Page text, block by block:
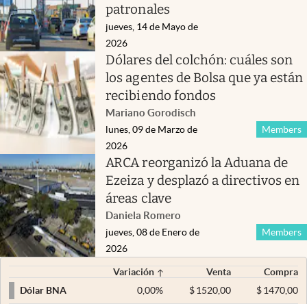
patronales
jueves, 14 de Mayo de
2026
Dólares del colchón: cuáles son
los agentes de Bolsa que ya están
recibiendo fondos
Mariano Gorodisch
Members
lunes, 09 de Marzo de
2026
ARCA reorganizó la Aduana de
Ezeiza y desplazó a directivos en
áreas clave
Daniela Romero
Members
jueves, 08 de Enero de
2026
Variación Venta
Compra
Dólar BNA
0,00% $ 1520,00 $1470,00